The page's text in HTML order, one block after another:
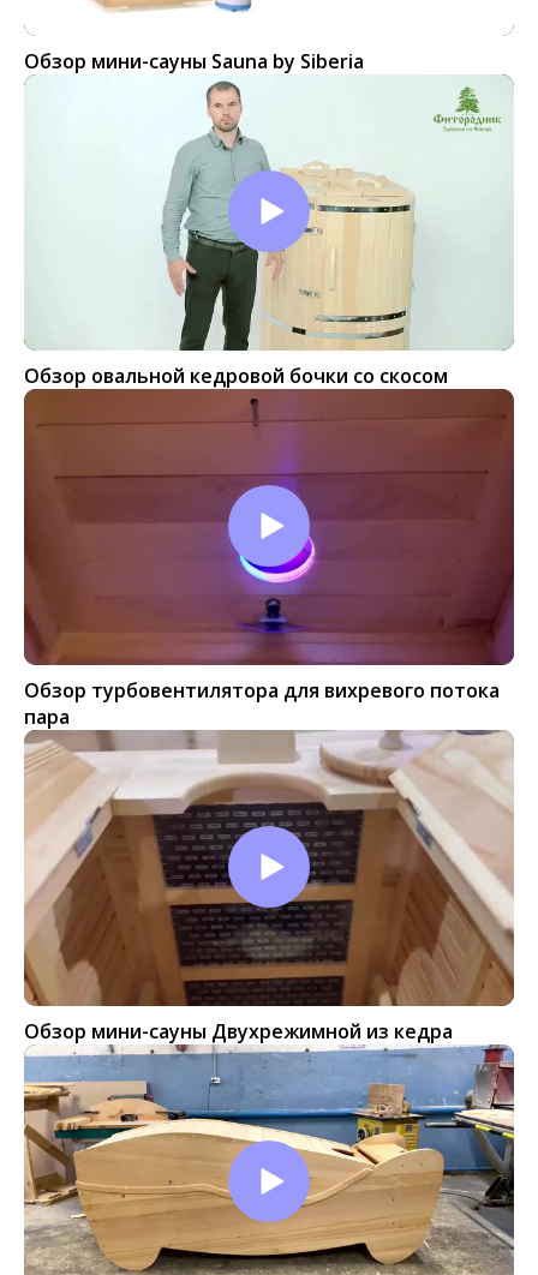
Обзор мини-сауны Sauna by Siberia
Обзор овальной кедровой бочки со скосом
Обзор турбовентилятора для вихревого потока
пара
Обзор мини-сауны Двухрежимной из кедра